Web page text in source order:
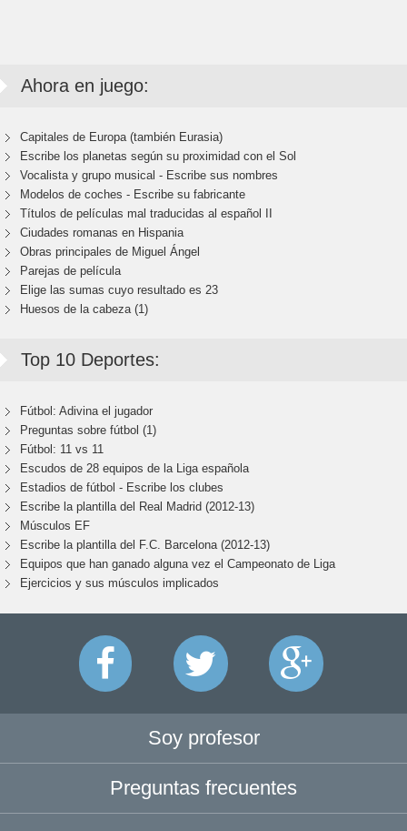
Ahora en juego:
Capitales de Europa (también Eurasia)
Escribe los planetas según su proximidad con el Sol
Vocalista y grupo musical - Escribe sus nombres
Modelos de coches - Escribe su fabricante
Títulos de películas mal traducidas al español II
Ciudades romanas en Hispania
Obras principales de Miguel Ángel
Parejas de película
Elige las sumas cuyo resultado es 23
Huesos de la cabeza (1)
Top 10 Deportes:
Fútbol: Adivina el jugador
Preguntas sobre fútbol (1)
Fútbol: 11 vs 11
Escudos de 28 equipos de la Liga española
Estadios de fútbol - Escribe los clubes
Escribe la plantilla del Real Madrid (2012-13)
Músculos EF
Escribe la plantilla del F.C. Barcelona (2012-13)
Equipos que han ganado alguna vez el Campeonato de Liga
Ejercicios y sus músculos implicados
Soy profesor
Preguntas frecuentes